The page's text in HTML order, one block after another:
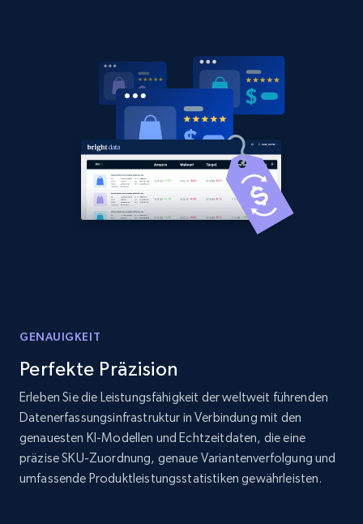
375+ Jetzt anfangen
Amazon products global dataset - Collects
products by best sellers category URL
Title, Seller name, Brand, Description, Initial
price, Currency, Availability, Reviews count, and
Amazon products global dataset - Collect
Amazon products by seller URL
Title, Seller name, Brand, Description, Initial
price, Currency, Availability, Reviews count, and
more.
GENAUIGKEIT
Perfekte Präzision
Erleben Sie die Leistungsfähigkeit der weltweit führenden
Datenerfassungsinfrastruktur in Verbindung mit den
genauesten KI-Modellen und Echtzeitdaten, die eine
präzise SKU-Zuordnung, genaue Variantenverfolgung und
umfassende Produktleistungsstatistiken gewährleisten.